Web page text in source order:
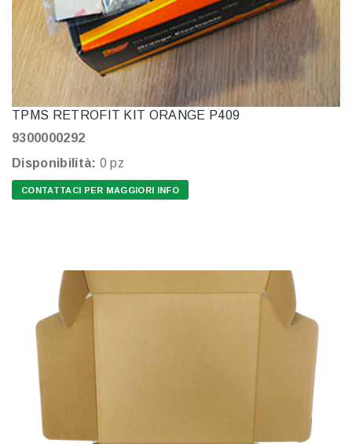
TPMS RETROFIT KIT ORANGE P409
9300000292
Disponibilità: 0 pz
CONTATTACI PER MAGGIORI INFO